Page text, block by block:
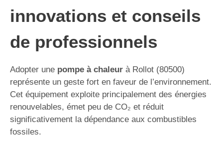
innovations et conseils
de professionnels
Adopter une pompe à chaleur à Rollot (80500)
représente un geste fort en faveur de l’environnement.
Cet équipement exploite principalement des énergies
renouvelables, émet peu de CO₂ et réduit
significativement la dépendance aux combustibles
fossiles.